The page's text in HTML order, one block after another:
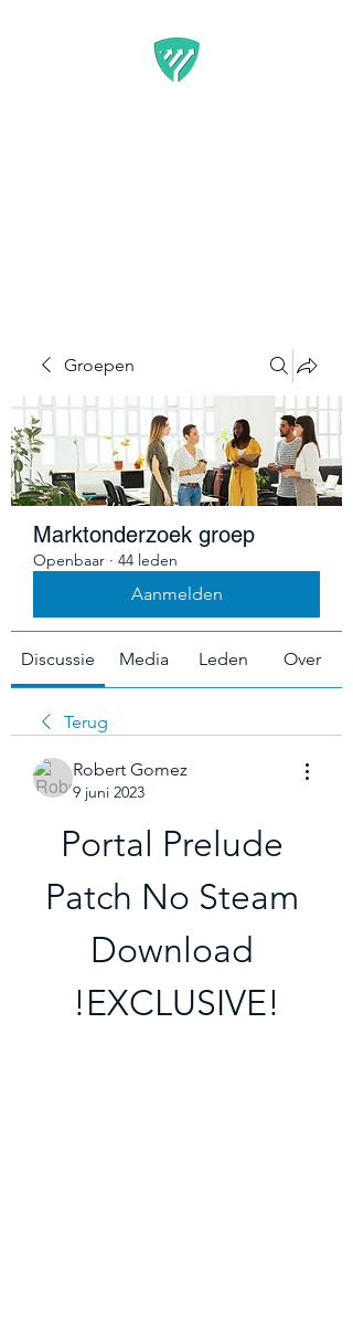
Groepen
Marktonderzoek groep
Openbaar · 44 leden
Aanmelden
Discussie Media Leden Over
Terug
Robert Gomez
9 juni 2023
Portal Prelude
Patch No Steam
Download
!EXCLUSIVE!